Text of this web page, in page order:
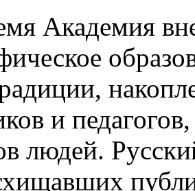
Академия
и
людей.